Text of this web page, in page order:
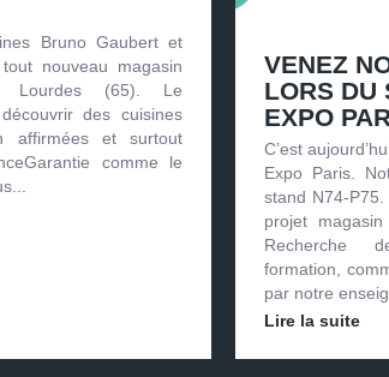
Bruno Gaubert et
nouveau magasin
(65). Le
des cuisines
affirmées et surtout
comme le
VENEZ
LORS DU
EXPO
C’est
Expo Paris.
stand N74-P75.
projet
Recherche
formation,
par notre
Lire la suite